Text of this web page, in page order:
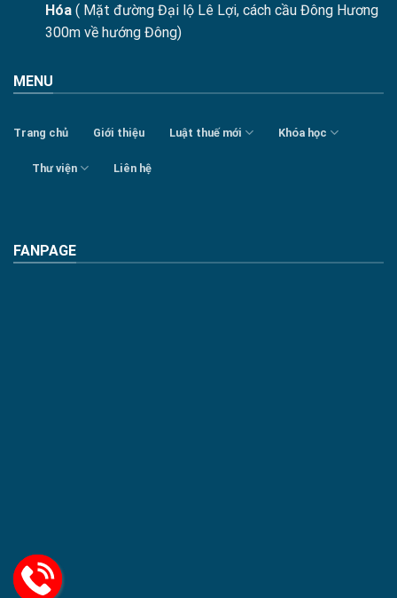
Hóa ( Mặt đường Đại lộ Lê Lợi, cách cầu Đông Hương
300m về hướng Đông)
MENU
Trang chủ Giới thiệu Luật thuế mới Khóa học
Thư viện Liên hệ
FANPAGE